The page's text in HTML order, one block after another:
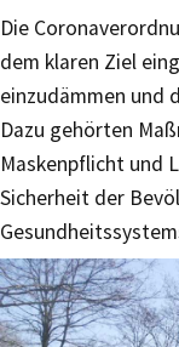
Die
dem klaren Ziel
einzudämmen und
Dazu gehörten
Maskenpflicht und
Sicherheit der